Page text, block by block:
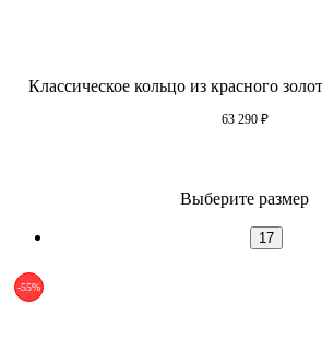
Классическое кольцо из красного
63 290 ₽
Выберите размер
17
-55%